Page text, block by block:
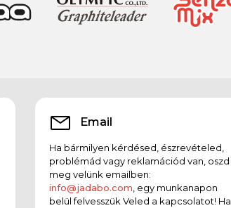
Email
Ha bármilyen kérdésed, észrevételed,
problémád vagy reklamációd van, oszd
meg velünk emailben:
info@jadabo.com , egy munkanapon
belül felvesszük Veled a kapcsolatot! Ha